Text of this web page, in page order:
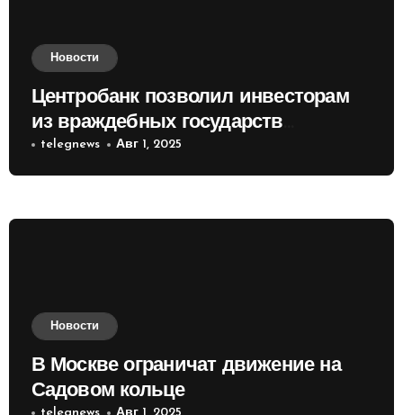
Новости
Центробанк позволил инвесторам
из враждебных государств
приобретать валюту
telegnews Авг 1, 2025
Новости
В Москве ограничат движение на
Садовом кольце